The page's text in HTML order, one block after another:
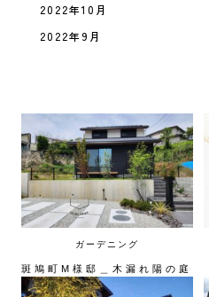
2022年10月
2022年9月
ガーデニング
2025.06.13
斑鳩町M様邸＿木漏れ陽の庭